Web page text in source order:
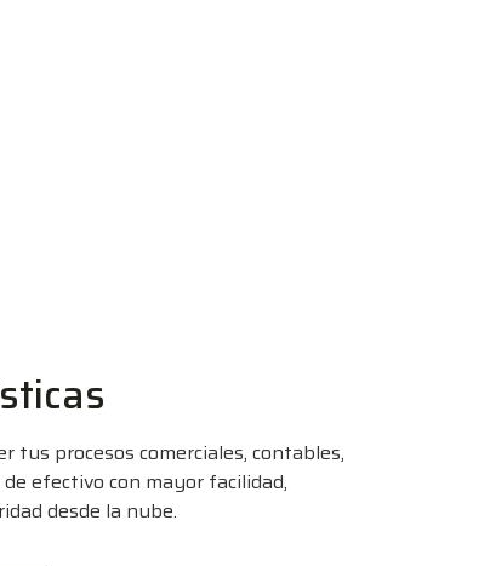
tus procesos comerciales, contables,
efectivo con mayor facilidad,
desde la nube.